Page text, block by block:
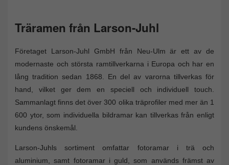
Träramen från Larson-Juhl
Företaget Larson-Juhl GmbH från Neu-Ulm är ett av de
modernaste och största ramtillverkarna i Europa och har en
lång tradition sedan 1868. En del av varorna tillverkas för
hand, vilket ger dem en speciell och individuell touch.
Sammanlagt finns det över 300 olika träprofiler med mer än 1
600 ytor, som individuella bildramar kan tillverkas från enligt
kundens önskemål.
Larson-Juhls sortiment omfattar fotoramar i trä och
aluminium, samt fotoramar i guld, som används främst av